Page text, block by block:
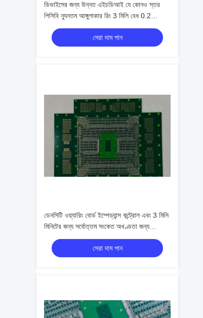
ডিভাইসের জন্য উন্নত এইচডিআই যে কোনও স্তর
পিসিবি ন্যূনতম আঙ্গুলাকার রিং 3 মিলি বেধ 0.2
মিমি-6.0 মিমি ন্যূনতম লাইন প্রস্থ / স্পেসিং 3 মিলি /
3 মিলি
সেরা দাম পান
ডেনসিটি ওয়্যারিং বোর্ড ইম্পেড্যান্স কন্ট্রোল এবং 3 মিলি
মিনিটের জন্য সর্বোত্তম সংকেত অখণ্ডতা জন্য
আঙ্গুলাকার রিং,প্যানাসনিক এম 7, এম 8,এইচডিআই
পোর্টটাইপ পিসিবি
সেরা দাম পান